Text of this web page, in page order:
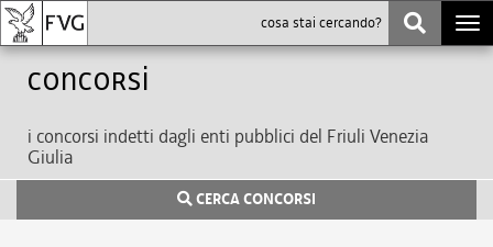
Concorsi
i concorsi indetti dagli enti pubblici del Friuli Venezia
Giulia
CERCA CONCORSI